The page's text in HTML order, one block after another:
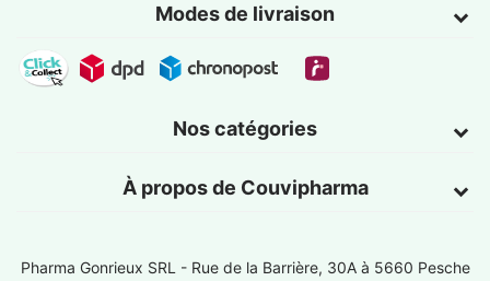
Modes de livraison
Nos catégories
À propos de Couvipharma
Pharma Gonrieux SRL - Rue de la Barrière, 30A à 5660 Pesche